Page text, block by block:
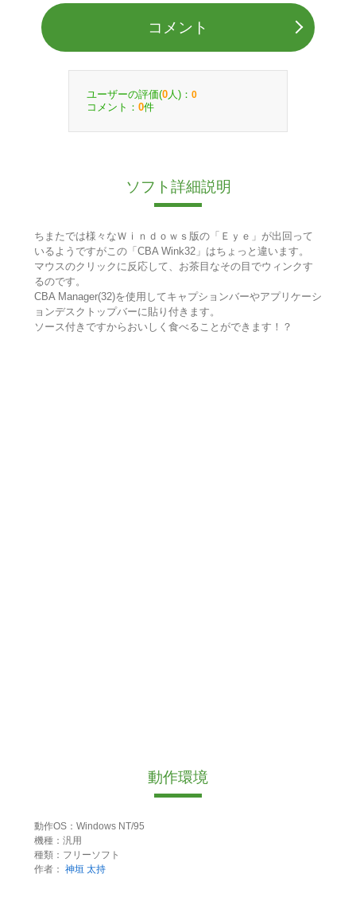
コメント
ユーザーの評価(0 人)： 0
コメント： 0件
ソフト詳細説明
ちまたでは様々なＷｉｎｄｏｗｓ版の「Ｅｙｅ」が出回って
いるようですがこの「CBA Wink32」はちょっと違います。
マウスのクリックに反応して、お茶目なその目でウィンクす
るのです。
CBA Manager(32)を使用してキャプションバーやアプリケーシ
ョンデスクトップバーに貼り付きます。
ソース付きですからおいしく食べることができます！？
動作環境
動作OS：Windows NT/95
機種：汎用
種類：フリーソフト
作者： 神垣 太持